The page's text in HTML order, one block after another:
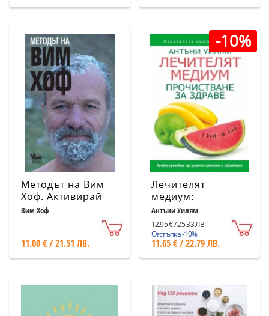
Методът на Вим
Хоф. Активирай
пълния си
Вим Хоф
11.00 € / 21.51 ЛВ.
-10%
Лечителят
медиум:
Прочистване за
здраве
Антъни Уилям
12.95 € / 25.33 ЛВ.
Отстъпка -10%
11.65 € / 22.79 ЛВ.